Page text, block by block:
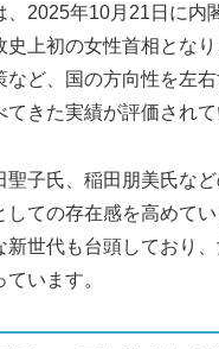
、2025年10月21日に内
史上初の女性首相とな
など、国の方向性を左
てきた実績が評価されて
聖子氏、稲田朋美氏な
しての存在感を高めて
新世代も台頭しており
います。